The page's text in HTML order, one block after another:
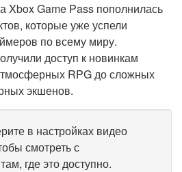
Xbox Game Pass пополнилась
которые уже успели
по всему миру.
доступ к новинкам
RPG до сложных
экшенов.
в настройках видео
смотреть с
где это доступно.